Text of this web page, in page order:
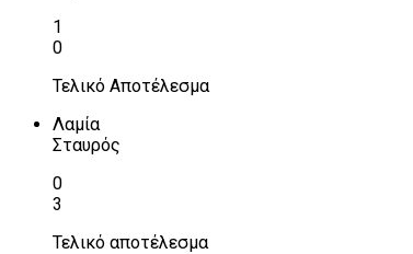
1
0
Τελικό Αποτέλεσμα
Λαμία
Σταυρός
0
3
Τελικό αποτέλεσμα